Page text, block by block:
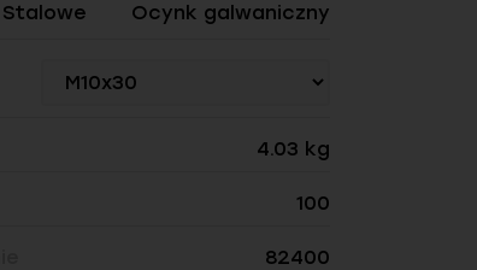
Stalowe Ocynk galwaniczny
4.03 kg
100
82400